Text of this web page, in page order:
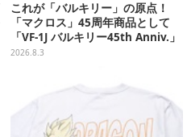
これが「バルキリー」の原点！
「マクロス」45周年商品として
「VF-1J バルキリー45th Anniv.」
が予約開始
2026.8.3